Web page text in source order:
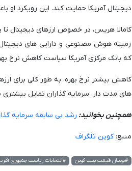
دیجیتال آمریکا حمایت کند. این رویکرد او
زمینه هوش مصنوعی و دارایی های دیجیتال
که بانک مرکزی آمریکا سیاست کاهش نرخ بهره را ادامه دهد؛
کاهش بیشتر نرخ بهره، به طور کلی برای
های مدت دار، سرمایه گذاران تمایل بیشتری
همچنین بخوانید: رشد بی سابقه سرمایه
منبع:کوین تلگراف
#نوسان قیمت بیت کوین #انتخابات ریاست جمهوری